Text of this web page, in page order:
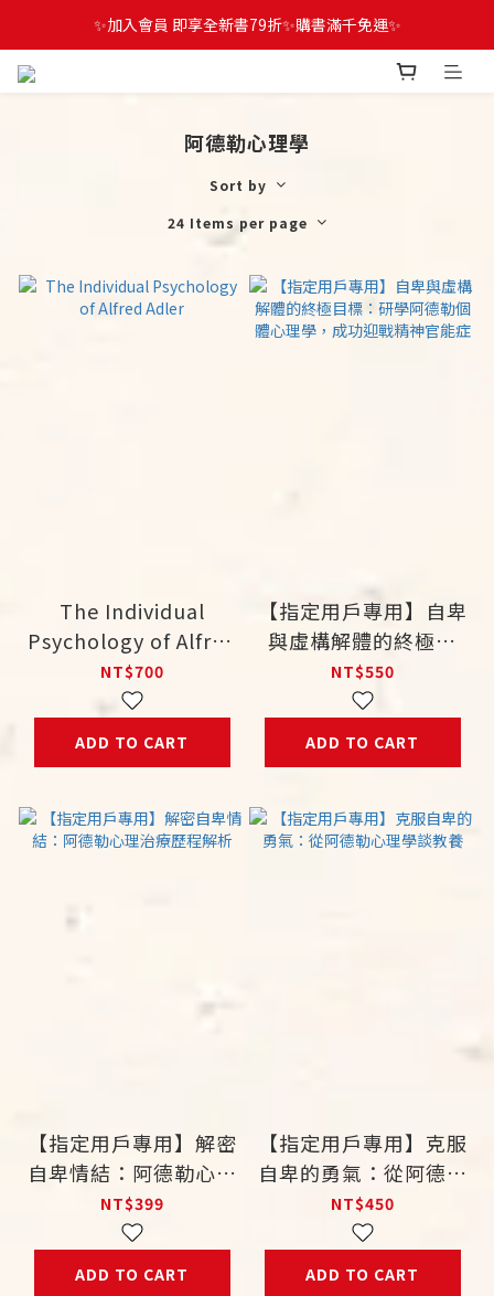
✨加入會員 即享全新書79折✨購書滿千免運✨
阿德勒心理學
Sort by
24 Items per page
The Individual
Psychology of Alfred
Adler
NT$700
ADD TO CART
【指定用戶專用】自卑
與虛構解體的終極目
標：研學阿德勒個體心
理學，成功迎戰精神官
NT$550
ADD TO CART
【指定用戶專用】解密
自卑情結：阿德勒心理
治療歷程解析
NT$399
ADD TO CART
【指定用戶專用】克服
自卑的勇氣：從阿德勒
心理學談教養
NT$450
ADD TO CART